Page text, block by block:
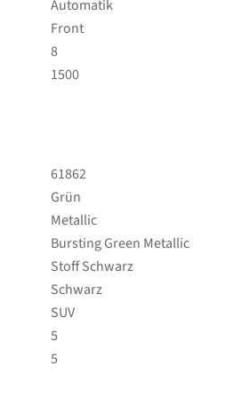
Automatik
Front
8
1500
61862
Grün
Metallic
Bursting Green Metallic
Stoff Schwarz
Schwarz
SUV
5
5